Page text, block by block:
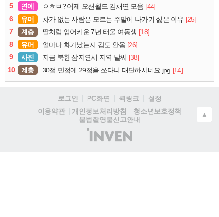
5
연예 ㅇㅎㅂ? 어제 오션월드 김채연 모음 [44]
6
유머 차가 없는 사람은 모르는 주말에 나가기 싫은 이유 [25]
7
계층 딸처럼 업어키운 7년 터울 여동생 [18]
8
유머 얼마나 화가났는지 감도 안옴 [26]
9
사진 지금 북한 삼지연시 지역 날씨 [38]
10
계층 30점 만점에 29점을 쏘다니 대단하시네요.jpg [14]
로그인 PC화면 퀵링크
설정
이용약관
개인정보처리방침
청소년보호정책
불법촬영물신고안내
(주)
인
▲